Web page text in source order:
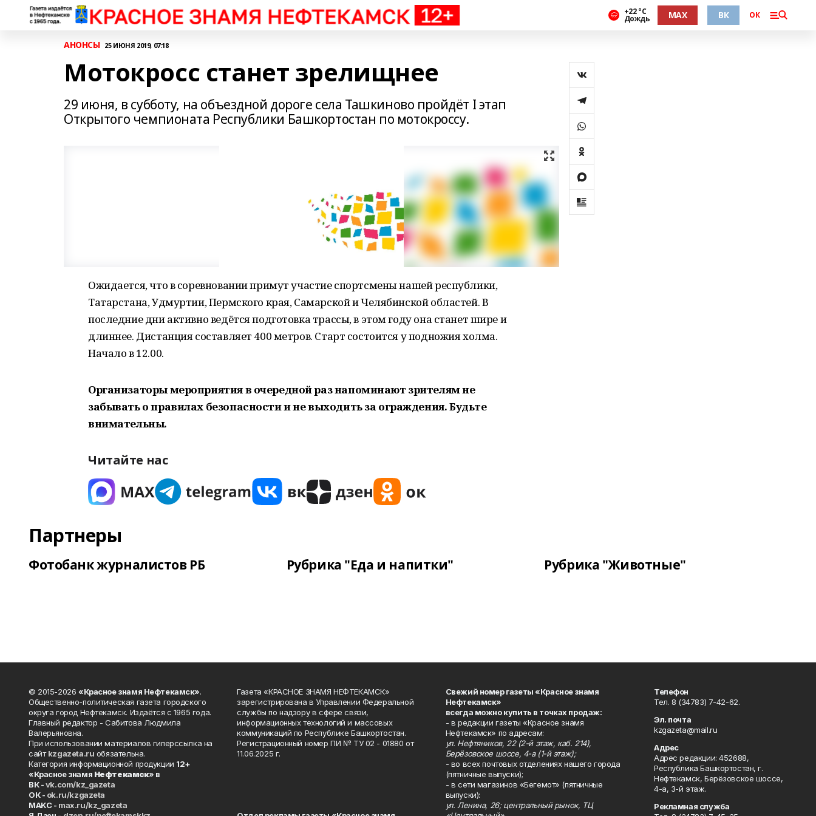
+22 °С
Дождь MAX ВК ОК
АНОНСЫ 25 ИЮНЯ 2019, 07:18
Мотокросс станет зрелищнее
29 июня, в субботу, на объездной дороге села Ташкиново пройдёт I этап
Открытого чемпионата Республики Башкортостан по мотокроссу.
Ожидается, что в соревновании примут участие спортсмены нашей республики,
Татарстана, Удмуртии, Пермского края, Самарской и Челябинской областей. В
последние дни активно ведётся подготовка трассы, в этом году она станет шире и
длиннее. Дистанция составляет 400 метров. Старт состоится у подножия холма.
Начало в 12.00.
Организаторы мероприятия в очередной раз напоминают зрителям не
забывать о правилах безопасности и не выходить за ограждения. Будьте
внимательны.
Читайте нас
Партнеры
Фотобанк журналистов РБ Рубрика "Еда и напитки" Рубрика "Животные"
© 2015-2026 «Красное знамя Нефтекамск».
Общественно-политическая газета городского
округа город Нефтекамск. Издаётся с 1965 года.
Главный редактор - Сабитова Людмила
Валерьяновна.
При использовании материалов гиперссылка на
сайтkzgazeta.ru обязательна.
Категория информационной продукции 12+
«Красное знамя Нефтекамск» в
ВК -vk.com/kz_gazeta
ОК - ok.ru/kzgazeta
MAKC - max.ru/kz_gazeta
Газета «КРАСНОЕ ЗНАМЯ НЕФТЕКАМСК»
зарегистрирована в Управлении Федеральной
службы по надзору в сфере связи,
информационных технологий и массовых
коммуникаций по Республике Башкортостан.
Регистрационный номер ПИ № ТУ 02 - 01880 от
11.06.2025 г.
Свежий номер газеты «Красное знамя
Нефтекамск»
всегда можно купить в точках продаж:
- в редакции газеты «Красное знамя
Нефтекамск» по адресам:
ул. Нефтяников, 22 (2-й этаж, каб. 214),
Берёзовское шоссе, 4-а (1-й этаж);
- во всех почтовых отделениях нашего города
(пятничные выпуски);
- в сети магазинов «Бегемот» (пятничные
выпуски):
ул. Ленина, 26; центральный рынок, ТЦ
Телефон
Тел. 8 (34783) 7-42-62.
Эл. почта
kzgazeta@mail.ru
Адрес
Адрес редакции: 452688,
Республика Башкортостан, г.
Нефтекамск, Берёзовское шоссе,
4-а, 3-й этаж.
Рекламная служба